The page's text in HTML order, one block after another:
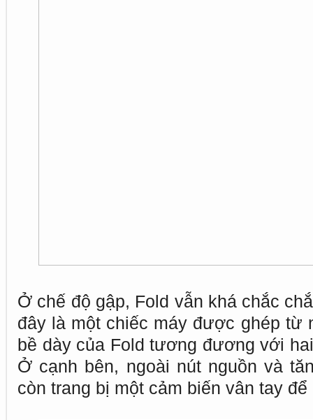
Ở chế độ gập, Fold vẫn khá chắc
đây là một chiếc máy được ghép từ
bề dày của Fold tương đương với
Ở cạnh bên, ngoài nút nguồn và
còn trang bị một cảm biến vân tay